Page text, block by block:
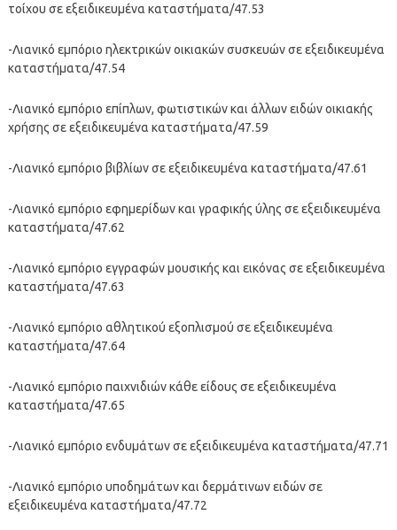
τοίχου σε εξειδικευμένα καταστήματα/47.53
-Λιανικό εμπόριο ηλεκτρικών οικιακών συσκευών σε εξειδικευμένα
καταστήματα/47.54
-Λιανικό εμπόριο επίπλων, φωτιστικών και άλλων ειδών οικιακής
χρήσης σε εξειδικευμένα καταστήματα/47.59
-Λιανικό εμπόριο βιβλίων σε εξειδικευμένα καταστήματα/47.61
-Λιανικό εμπόριο εφημερίδων και γραφικής ύλης σε εξειδικευμένα
καταστήματα/47.62
-Λιανικό εμπόριο εγγραφών μουσικής και εικόνας σε εξειδικευμένα
καταστήματα/47.63
-Λιανικό εμπόριο αθλητικού εξοπλισμού σε εξειδικευμένα
καταστήματα/47.64
-Λιανικό εμπόριο παιχνιδιών κάθε είδους σε εξειδικευμένα
καταστήματα/47.65
-Λιανικό εμπόριο ενδυμάτων σε εξειδικευμένα καταστήματα/47.71
-Λιανικό εμπόριο υποδημάτων και δερμάτινων ειδών σε
εξειδικευμένα καταστήματα/47.72